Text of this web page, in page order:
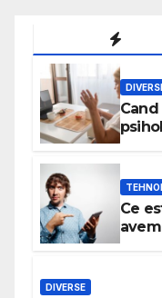
Ce
DIVERSE